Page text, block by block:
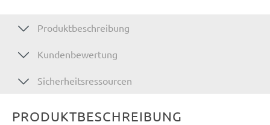
Produktbeschreibung
Kundenbewertung
Sicherheitsressourcen
PRODUKTBESCHREIBUNG